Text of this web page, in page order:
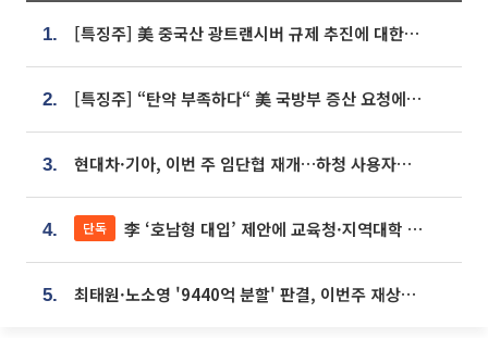
1. [특징주] 美 중국산 광트랜시버 규제 추진에 대한광통신 등 광통신株 강세
2. [특징주] “탄약 부족하다“ 美 국방부 증산 요청에⋯국내 방산주 급등세
3. 현대차·기아, 이번 주 임단협 재개…하청 사용자성 재심도 ‘변수’
4. 단독 李 ‘호남형 대입’ 제안에 교육청·지역대학 서·논술형 입시 연계 '착수'
5. 최태원·노소영 '9440억 분할' 판결, 이번주 재상고 여부 주목